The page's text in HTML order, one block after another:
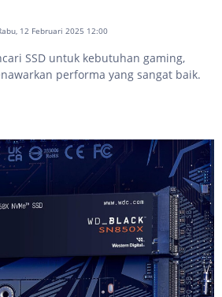
12 Februari 2025 12:00
SSD untuk kebutuhan gaming,
performa yang sangat baik.